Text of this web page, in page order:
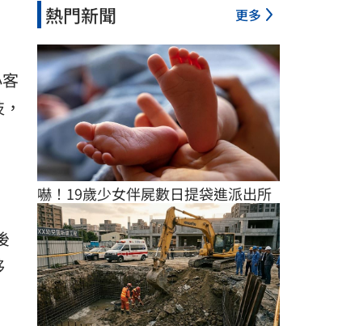
熱門新聞 更多
嚇！19歲少女伴屍數日提袋進派出所